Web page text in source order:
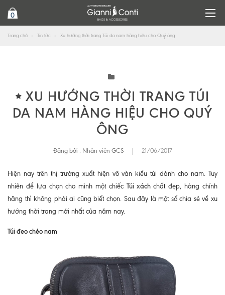
0
Trang chủ Tin tức Xu hướng thời trang Túi da nam hàng hiệu cho Quý ông
XU HƯỚNG THỜI TRANG TÚI
DA NAM HÀNG HIỆU CHO QUÝ
ÔNG
Đăng bởi : Nhân viên GCS 21/06/2017
Hiện nay trên thị trường xuất hiện vô vàn kiểu túi dành cho nam. Tuy
nhiên để lựa chọn cho mình một chiếc Túi xáchchất đẹp, hàng chính
hãng thì không phải ai cũng biết chọn. Sau đây là một số chia sẻ về xu
hướng thời trang mới nhất của năm nay.
Túi đeo chéo nam